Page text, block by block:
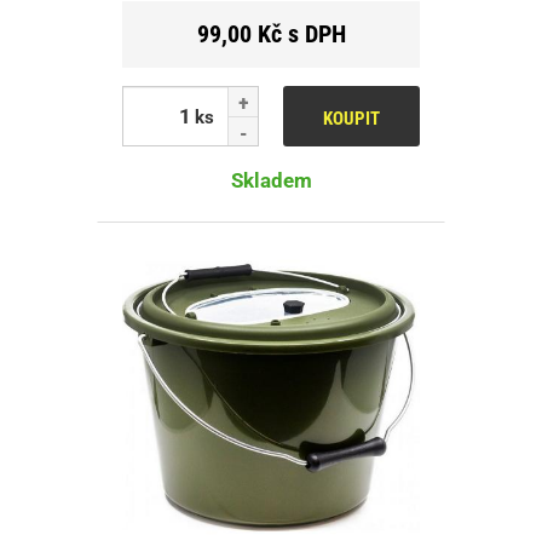
99,00 Kč s DPH
ks KOUPIT
Skladem